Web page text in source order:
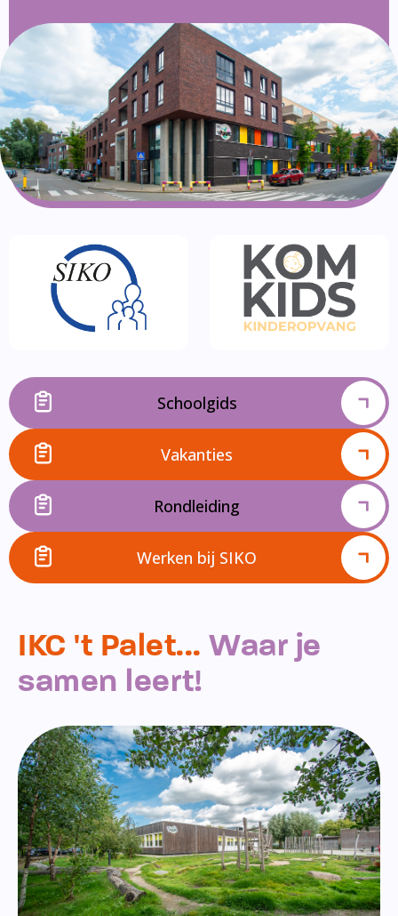
Schoolgids
Vakanties
Rondleiding
Werken bij SIKO
IKC 't Palet... Waar je
samen leert!